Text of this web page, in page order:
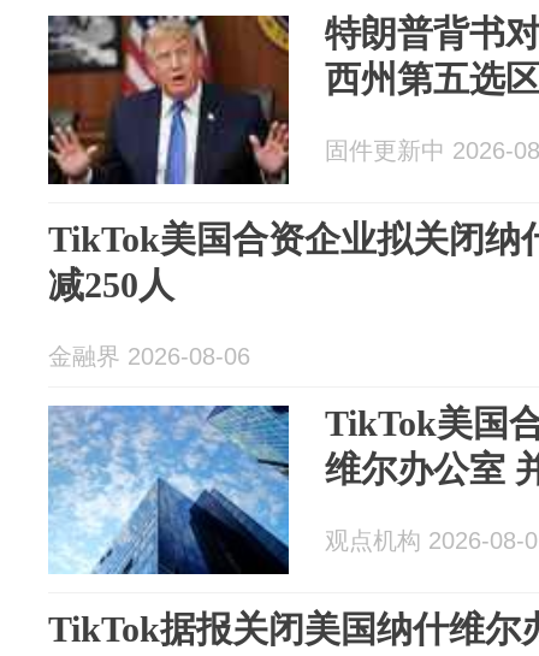
特朗普背书
西州第五选
固件更新中 2026-
TikTok美国合资企业拟关闭纳
减250人
金融界 2026-08-06
TikTok美国
维尔办公室
观点机构 2026-08-
TikTok据报关闭美国纳什维尔